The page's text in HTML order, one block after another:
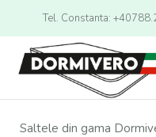
Tel. Constanta:
Saltele din gama